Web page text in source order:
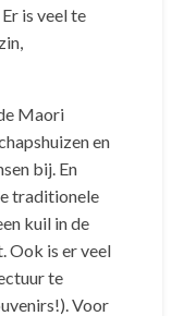
is veel te
Maori
en
bij. En
traditionele
kuil in de
Ook is er veel
te
Voor